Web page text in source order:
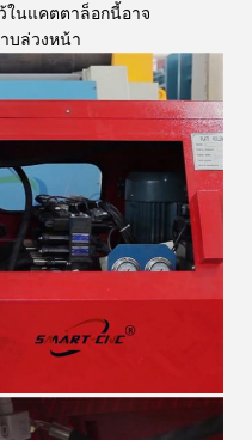
ในแคตตาล็อกนี้อาจ
บล่วงหน้า